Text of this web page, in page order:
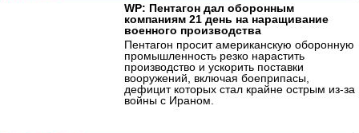
WP: Пентагон дал оборонным
компаниям 21 день на наращивание
военного производства
Пентагон просит американскую оборонную
промышленность резко нарастить
производство и ускорить поставки
вооружений, включая боеприпасы,
дефицит которых стал крайне острым из-за
войны с Ираном.